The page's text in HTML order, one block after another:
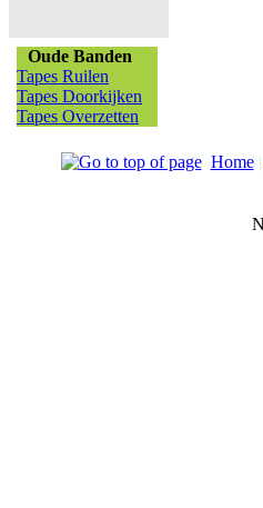
Oude Banden
Tapes Ruilen
Tapes Doorkijken
Tapes Overzetten
Home|